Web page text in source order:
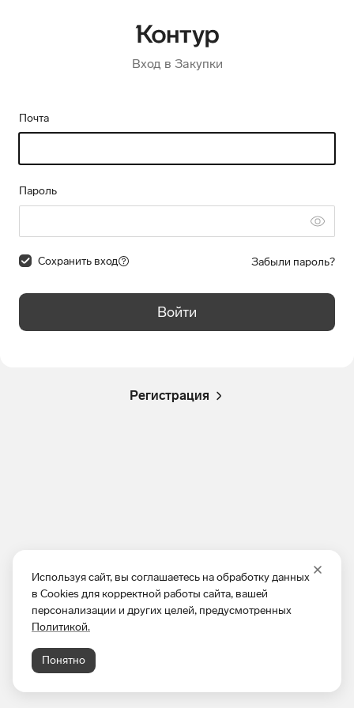
Используя сайт, вы соглашаетесь на обработку данных
в Cookies для корректной работы сайта, вашей
персонализации и других целей, предусмотренных
Политикой.
Понятно
Вход в Закупки
Почта
Пароль
Сохранить вход Забыли пароль?
Войти
Регистрация